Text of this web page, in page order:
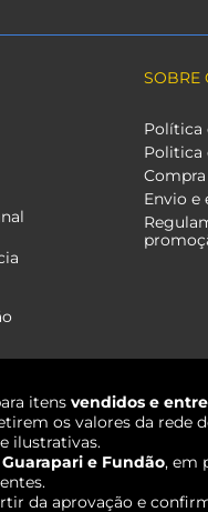
SOBRE
Política
Politica
Envio e
itens vendidos e
os valores da
ilustrativas.
e Fundão, em
da aprovação e